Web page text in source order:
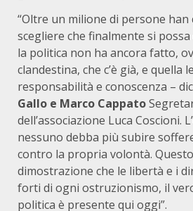
“Oltre un milione di persone
scegliere che finalmente si
la politica non ha ancora fatto,
clandestina, che c’è già, e quella
responsabilità e conoscenza –
Gallo e Marco Cappato
dell’associazione Luca Coscioni.
nessuno debba più subire
contro la propria volontà.
dimostrazione che le libertà e i
forti di ogni ostruzionismo, il
politica è presente qui oggi”.